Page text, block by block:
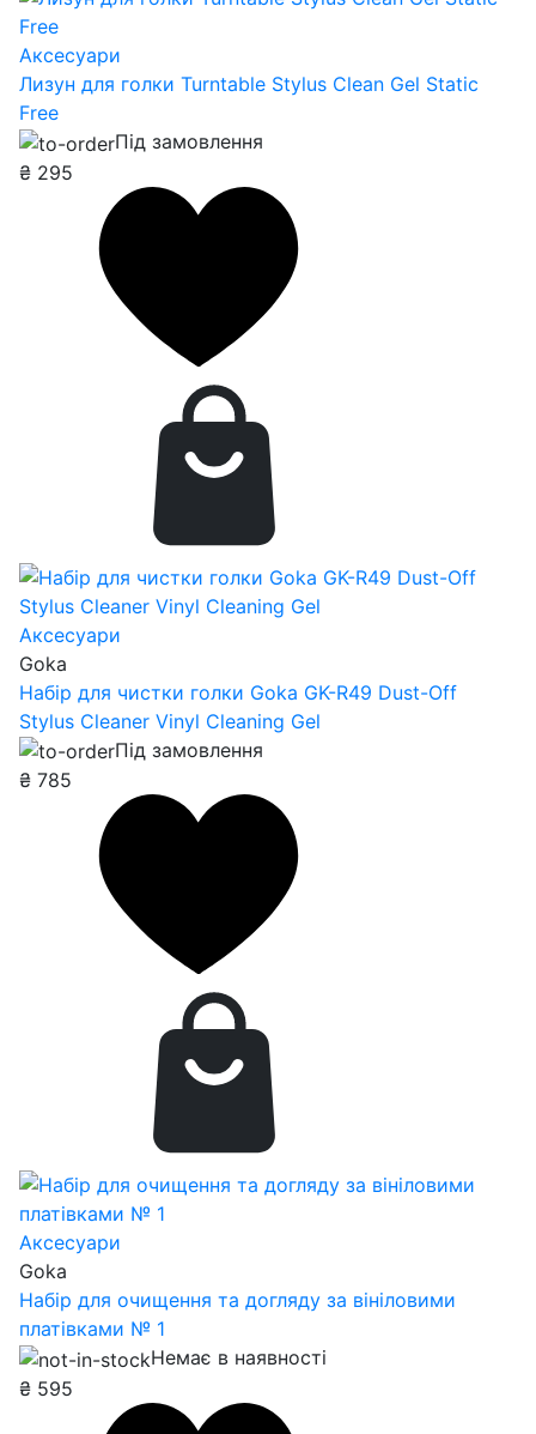
Аксесуари
Лизун для голки Turntable Stylus Clean Gel Static
Free
Під замовлення
₴ 295
Аксесуари
Goka
Набір для чистки голки Goka GK-R49 Dust-Off
Stylus Cleaner Vinyl Cleaning Gel
Під замовлення
₴ 785
Аксесуари
Goka
Набір для очищення та догляду за вініловими
платівками № 1
Немає в наявності
₴ 595